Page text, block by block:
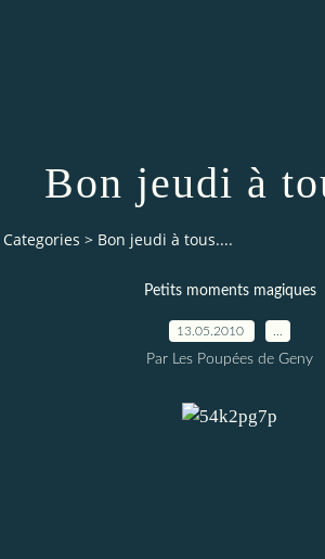
Bon jeudi à
Categories > Bon jeudi à tous....
Petits moments magiques
13.05.2010
Par Les Poupées de Geny